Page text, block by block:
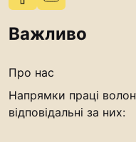
Важливо
Про нас
Напрямки праці
відповідальні за них: